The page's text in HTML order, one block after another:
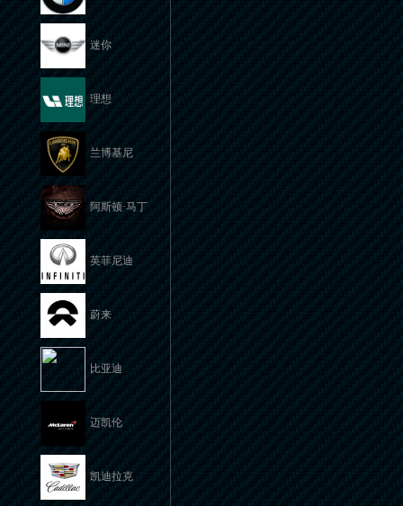
迷你
理想
兰博基尼
阿斯顿·马丁
英菲尼迪
蔚来
比亚迪
迈凯伦
凯迪拉克